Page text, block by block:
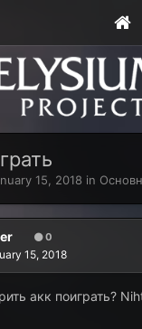
15, 2018 in
0
15, 2018
акк поиграть?